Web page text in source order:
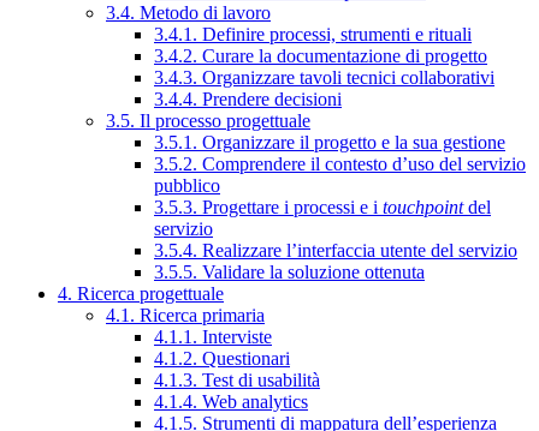
3.4. Metodo di lavoro
3.4.1. Definire processi, strumenti e rituali
3.4.2. Curare la documentazione di progetto
3.4.3. Organizzare tavoli tecnici collaborativi
3.4.4. Prendere decisioni
3.5. Il processo progettuale
3.5.1. Organizzare il progetto e la sua gestione
3.5.2. Comprendere il contesto d’uso del servizio
pubblico
3.5.3. Progettare i processi e i touchpointdel
servizio
3.5.4. Realizzare l’interfaccia utente del servizio
3.5.5. Validare la soluzione ottenuta
4. Ricerca progettuale
4.1. Ricerca primaria
4.1.1. Interviste
4.1.2. Questionari
4.1.3. Test di usabilità
4.1.4. Web analytics
4.1.5. Strumenti di mappatura dell’esperienza